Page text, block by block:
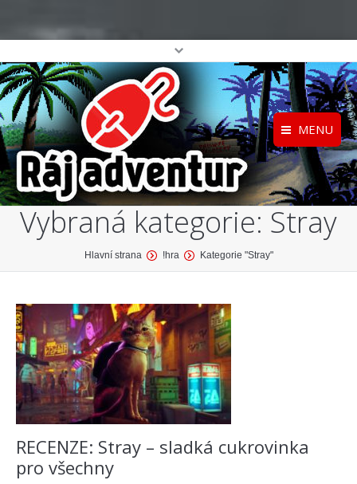
MENU
Registrace Home
O projektu
Katalog her
Vybraná kategorie: Stray
Hlavní strana !hra Kategorie "Stray"
RECENZE: Stray – sladká cukrovinka
pro všechny